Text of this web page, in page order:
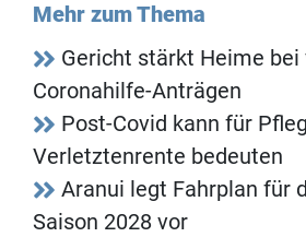
Mehr zum Thema
Gericht stärkt Heime
Coronahilfe-Anträgen
Post-Covid kann für
Verletztenrente bedeuten
Aranui legt Fahrplan für
Saison 2028 vor